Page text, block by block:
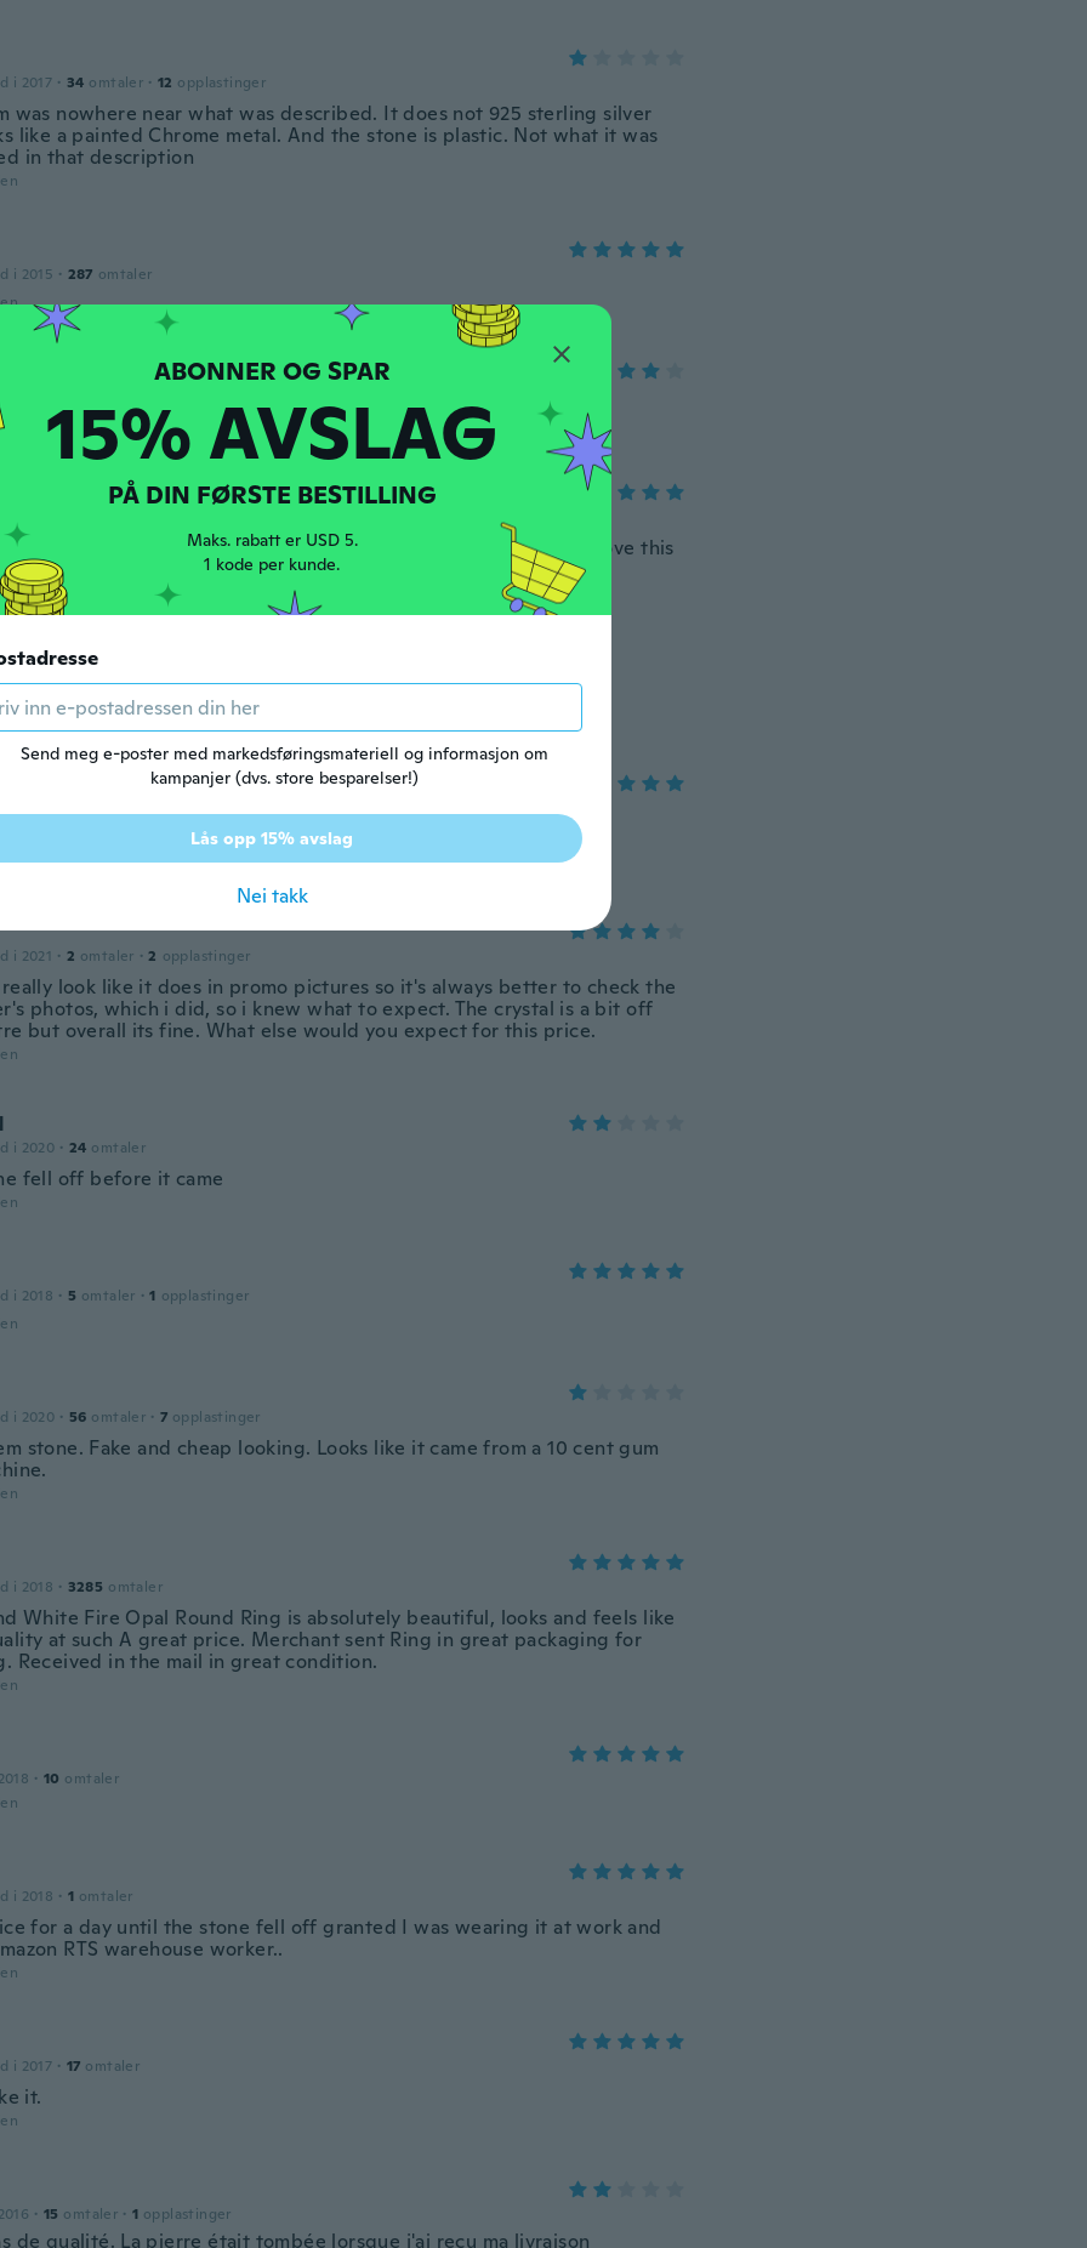
i 2017 · 34 omtaler · 12 opplastinger
was nowhere near what was described. It does not 925 sterling silver
like a painted Chrome metal. And the stone is plastic. Not what it was
in that description
i 2015 · 287 omtaler
i 2019
prettier than expected. I need to see if they have more styles. I love this
igual na foto
i 2021 · 2 omtaler · 2 opplastinger
look like it does in promo pictures so it's always better to check the
photos, which i did, so i knew what to expect. The crystal is a bit off
but overall its fine. What else would you expect for this price.
i 2020 · 24 omtaler
fell off before it came
i 2018 · 5 omtaler · 1 opplastinger
i 2020 · 56 omtaler · 7 opplastinger
stone. Fake and cheap looking. Looks like it came from a 10 cent gum
i 2018 · 3285 omtaler
White Fire Opal Round Ring is absolutely beautiful, looks and feels like
at such A great price. Merchant sent Ring in great packaging for
Received in the mail in great condition.
· 10 omtaler
i 2018 · 1 omtaler
for a day until the stone fell off granted I was wearing it at work and
RTS warehouse worker..
i 2017 · 17 omtaler
it.
· 15 omtaler · 1 opplastinger
de qualité. La pierre était tombée lorsque j'ai reçu ma livraison
15% AVSLAG
PÅ DIN FØRSTE BESTILLING
Maks. rabatt er USD 5.
1 kode per kunde.
Send meg e-poster med markedsføringsmateriell og informasjon om
kampanjer (dvs. store besparelser!)
Lås opp 15% avslag
Nei takk